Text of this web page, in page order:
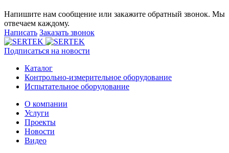
Напишите нам сообщение или закажите обратный звонок. Мы
отвечаем каждому.
Написать Заказать звонок
Подписаться на новости
Каталог
Контрольно-измерительное оборудование
Испытательное оборудование
О компании
Услуги
Проекты
Новости
Видео